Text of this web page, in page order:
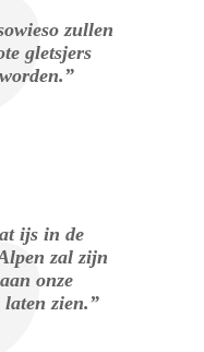
zullen
gletsjers
ijs in de
zal zijn
onze
zien.”